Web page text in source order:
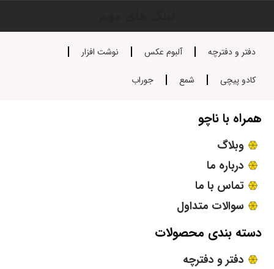
دفتر و دفترچه آلبوم عکس نوشت افزار
کادو پیچی شمع جوراب
همراه با ناچو
وبلاگ
درباره ما
تماس با ما
سوالات متداول
دسته بندی محصولات
دفتر و دفترچه